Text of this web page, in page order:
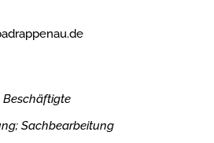
Beschäftigte
Sachbearbeitung